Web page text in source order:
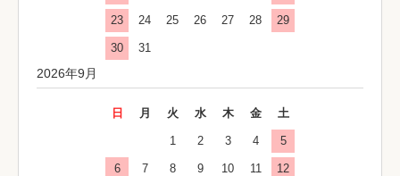
23 24 25 26 27 28 29
30 31
2026年9月
日 月 火 水 木 金 土
1 2 3 4 5
6 7 8 9 10 11 12